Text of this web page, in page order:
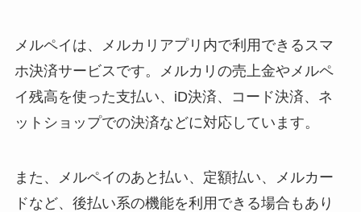
メルペイは、メルカリアプリ内で利用できるスマ
ホ決済サービスです。メルカリの売上金やメルペ
イ残高を使った支払い、iD決済、コード決済、ネ
ットショップでの決済などに対応しています。
また、メルペイのあと払い、定額払い、メルカー
ドなど、後払い系の機能を利用できる場合もあり